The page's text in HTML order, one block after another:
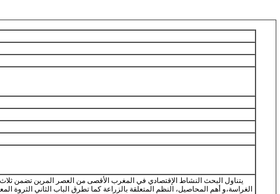
يتناول البحث النشاط الإقتصادي في المغرب الأقصى من العصر المرين تضمن ثلاث
الغراسة،و أهم المحاصيل، النظم المتعلقة بالزراعة كما تطرق الباب الثاني الثروة